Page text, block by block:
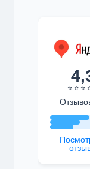
⭐ ⭐ ⭐